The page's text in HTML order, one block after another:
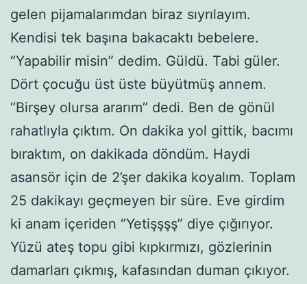
gelen pijamalarımdan biraz sıyrılayım.
Kendisi tek başına bakacaktı bebelere.
“Yapabilir misin” dedim. Güldü. Tabi güler.
Dört çocuğu üst üste büyütmüş annem.
“Birşey olursa ararım” dedi. Ben de gönül
rahatlıyla çıktım. On dakika yol gittik, bacımı
bıraktım, on dakikada döndüm. Haydi
asansör için de 2’şer dakika koyalım. Toplam
25 dakikayı geçmeyen bir süre. Eve girdim
ki anam içeriden “Yetişşşş” diye çığırıyor.
Yüzü ateş topu gibi kıpkırmızı, gözlerinin
damarları çıkmış, kafasından duman çıkıyor.